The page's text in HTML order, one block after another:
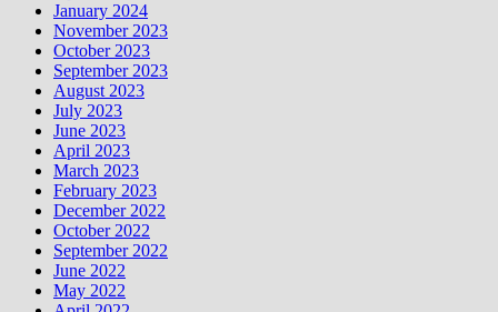
January 2024
November 2023
October 2023
September 2023
August 2023
July 2023
June 2023
April 2023
March 2023
February 2023
December 2022
October 2022
September 2022
June 2022
May 2022